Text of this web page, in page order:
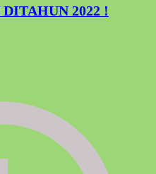
2022 !